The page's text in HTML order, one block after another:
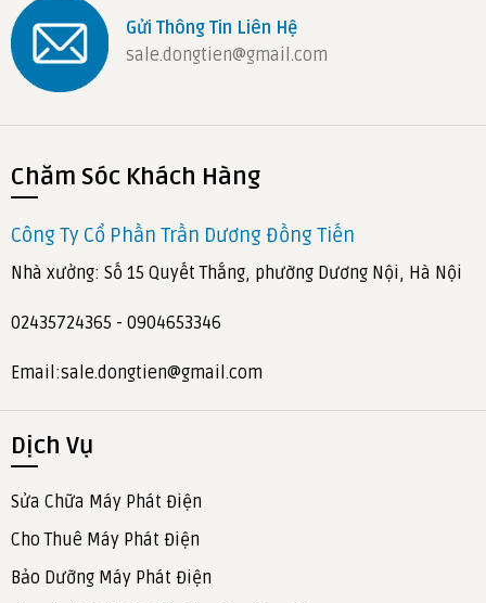
Gửi Thông Tin Liên Hệ
sale.dongtien@gmail.com
Chăm Sóc Khách Hàng
Công Ty Cổ Phần Trần Dương Đồng Tiến
Nhà xưởng: Số 15 Quyết Thắng, phường Dương Nội, Hà Nội
02435724365 - 0904653346
Email:sale.dongtien@gmail.com
Dịch Vụ
Sửa Chữa Máy Phát Điện
Cho Thuê Máy Phát Điện
Bảo Dưỡng Máy Phát Điện